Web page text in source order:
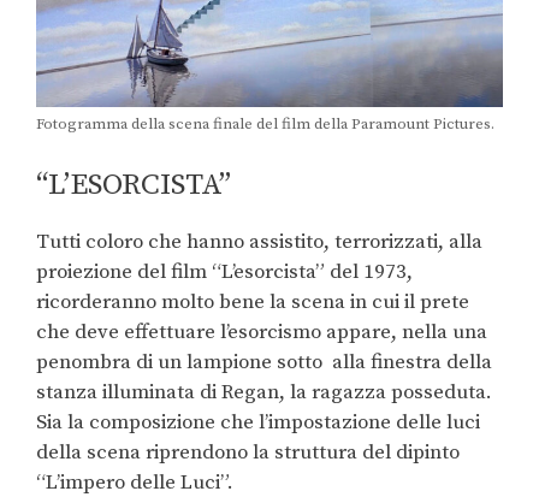
Fotogramma della scena finale del film della Paramount Pictures.
“L’ESORCISTA”
Tutti coloro che hanno assistito, terrorizzati, alla
proiezione del film “L’esorcista” del 1973,
ricorderanno molto bene la scena in cui il prete
che deve effettuare l’esorcismo appare, nella una
penombra di un lampione sotto alla finestra della
stanza illuminata di Regan, la ragazza posseduta.
Sia la composizione che l’impostazione delle luci
della scena riprendono la struttura del dipinto
“L’impero delle Luci”.